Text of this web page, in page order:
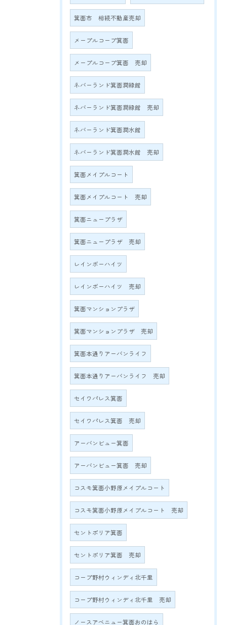
箕面市 相続不動産売却
メープルコープ箕面
メープルコープ箕面 売却
ネバーランド箕面潤緑館
ネバーランド箕面潤緑館 売却
ネバーランド箕面潤水館
ネバーランド箕面潤水館 売却
箕面メイプルコート
箕面メイプルコート 売却
箕面ニュープラザ
箕面ニュープラザ 売却
レインボーハイツ
レインボーハイツ 売却
箕面マンションプラザ
箕面マンションプラザ 売却
箕面本通りアーバンライフ
箕面本通りアーバンライフ 売却
セイワパレス箕面
セイワパレス箕面 売却
アーバンビュー箕面
アーバンビュー箕面 売却
コスモ箕面小野原メイプルコート
コスモ箕面小野原メイプルコート 売却
セントポリア箕面
セントポリア箕面 売却
コープ野村ウィンディ北千里
コープ野村ウィンディ北千里 売却
ノースアベニュー箕面おのはら